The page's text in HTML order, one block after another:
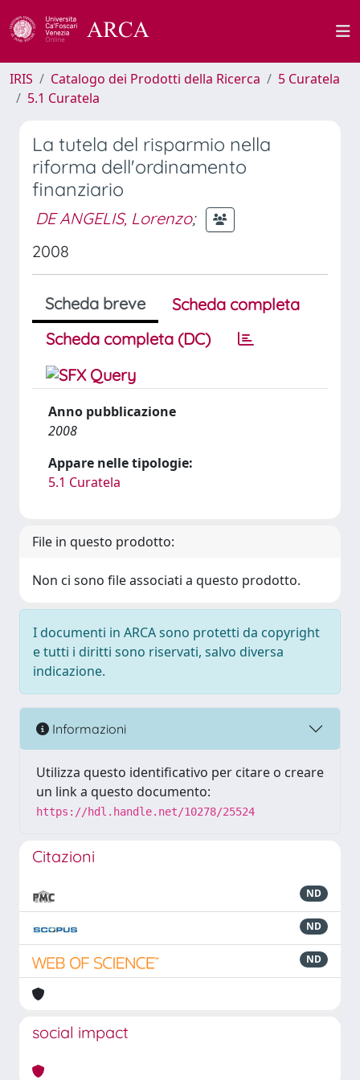
IRIS Catalogo dei Prodotti della Ricerca
5 Curatela
5.1 Curatela
La tutela del risparmio nella
riforma dell'ordinamento
finanziario
DE ANGELIS, Lorenzo;
2008
Scheda breve
Scheda completa
Scheda completa (DC)
Anno pubblicazione
2008
Appare nelle tipologie:
5.1 Curatela
File in questo prodotto:
Non ci sono file associati a questo prodotto.
I documenti in ARCA sono protetti da copyright
e tutti i diritti sono riservati, salvo diversa
indicazione.
Informazioni
Utilizza questo identificativo per citare o creare
un link a questo documento:
https://hdl.handle.net/10278/25524
Citazioni
ND
ND
ND
social impact